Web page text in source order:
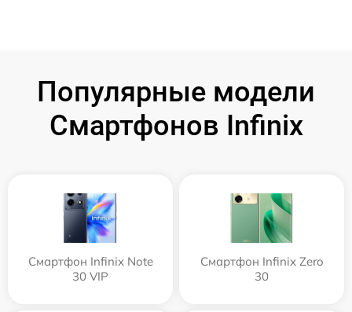
Популярные модели
Смартфонов Infinix
Смартфон Infinix Note
30 VIP
Смартфон Infinix Zero
30